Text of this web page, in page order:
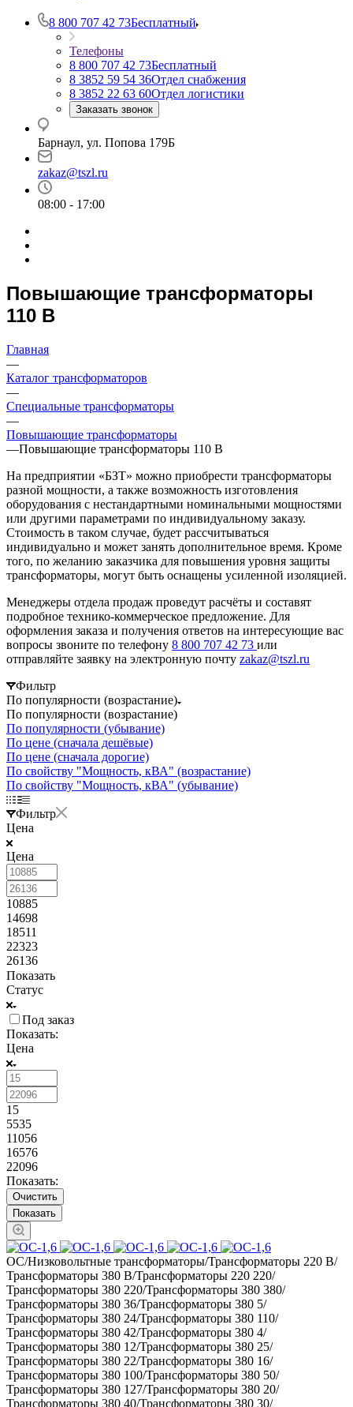
8 800 707 42 73Бесплатный
Телефоны
8 800 707 42 73Бесплатный
8 3852 59 54 36Отдел снабжения
8 3852 22 63 60Отдел логистики
Заказать звонок
Барнаул, ул. Попова 179Б
zakaz@tszl.ru
08:00 - 17:00
Повышающие трансформаторы
110 В
Главная
—
Каталог трансформаторов
—
Специальные трансформаторы
—
Повышающие трансформаторы
—Повышающие трансформаторы 110 В
На предприятии «БЗТ» можно приобрести трансформаторы
разной мощности, а также возможность изготовления
оборудования с нестандартными номинальными мощностями
или другими параметрами по индивидуальному заказу.
Стоимость в таком случае, будет рассчитываться
индивидуально и может занять дополнительное время. Кроме
того, по желанию заказчика для повышения уровня защиты
трансформаторы, могут быть оснащены усиленной изоляцией.
Менеджеры отдела продаж проведут расчёты и составят
подробное технико-коммерческое предложение. Для
оформления заказа и получения ответов на интересующие вас
вопросы звоните по телефону 8 800 707 42 73 или
отправляйте заявку на электронную почту zakaz@tszl.ru
Фильтр
По популярности (возрастание)
По популярности (возрастание)
По популярности (убывание)
По цене (сначала дешёвые)
По цене (сначала дорогие)
По свойству "Мощность, кВА" (возрастание)
По свойству "Мощность, кВА" (убывание)
Фильтр
Цена
Цена
10885
14698
18511
22323
26136
Показать
Статус
Под заказ
Показать:
Цена
15
5535
11056
16576
22096
Показать:
Очистить
ОС/Низковольтные трансформаторы/Трансформаторы 220 В/
Трансформаторы 380 В/Трансформаторы 220 220/
Трансформаторы 380 220/Трансформаторы 380 380/
Трансформаторы 380 36/Трансформаторы 380 5/
Трансформаторы 380 24/Трансформаторы 380 110/
Трансформаторы 380 42/Трансформаторы 380 4/
Трансформаторы 380 12/Трансформаторы 380 25/
Трансформаторы 380 22/Трансформаторы 380 16/
Трансформаторы 380 100/Трансформаторы 380 50/
Трансформаторы 380 127/Трансформаторы 380 20/
Трансформаторы 380 40/Трансформаторы 380 30/